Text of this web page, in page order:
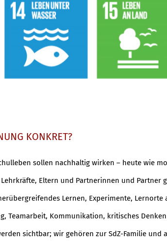
KONKRET?
sollen nachhaltig wirken – heute wie
Eltern und Partnerinnen und Partner
Lernen, Experimente,
Teamarbeit, Kommunikation, kritisches
sichtbar; wir gehören zur SdZ-Familie